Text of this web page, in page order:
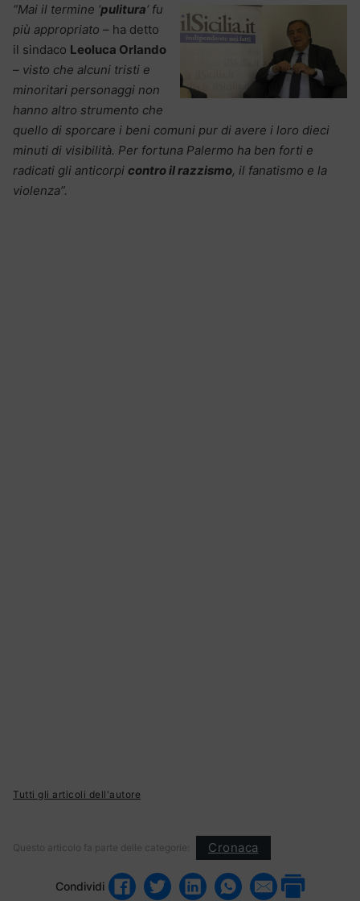
“Mai il termine ‘pulitura‘ fu
più appropriato – ha detto
il sindaco Leoluca Orlando
– visto che alcuni tristi e
minoritari personaggi non
hanno altro strumento che
quello di sporcare i beni comuni pur di avere i loro dieci
minuti di visibilità. Per fortuna Palermo ha ben forti e
radicati gli anticorpi contro il razzismo, il fanatismo e la
violenza”.
Tutti gli articoli dell'autore
Questo articolo fa parte delle categorie: Cronaca
Condividi